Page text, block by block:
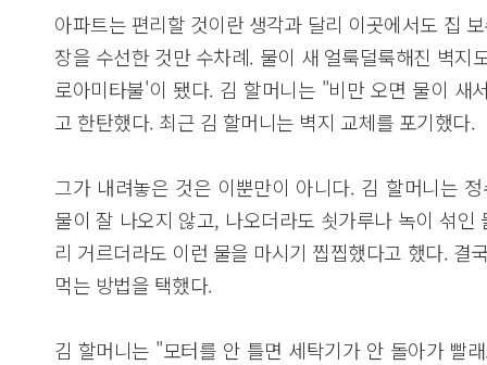
아파트는 편리할 것이란 생각과 달리 이곳에서도 집
장을 수선한 것만 수차례. 물이 새 얼룩덜룩해진 벽지
로아미타불'이 됐다. 김 할머니는 "비만 오면 물이 새
고 한탄했다. 최근 김 할머니는 벽지 교체를 포기했다.
그가 내려놓은 것은 이뿐만이 아니다. 김 할머니는
물이 잘 나오지 않고, 나오더라도 쇳가루나 녹이 섞
리 거르더라도 이런 물을 마시기 찝찝했다고 했다. 결
먹는 방법을 택했다.
김 할머니는 "모터를 안 틀면 세탁기가 안 돌아가 빨